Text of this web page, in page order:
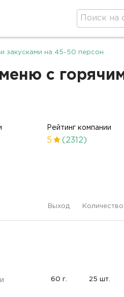
закусками на 45-50 персон
с
Рейтинг компании
5 (2312)
Выход Количество
60 г. 25 шт.